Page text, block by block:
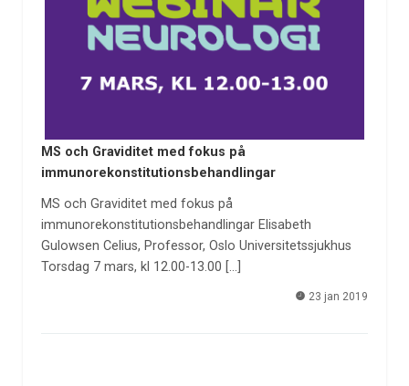
MS och Graviditet med fokus på
immunorekonstitutionsbehandlingar
MS och Graviditet med fokus på
immunorekonstitutionsbehandlingar Elisabeth
Gulowsen Celius, Professor, Oslo Universitetssjukhus
Torsdag 7 mars, kl 12.00-13.00 […]
23 jan 2019